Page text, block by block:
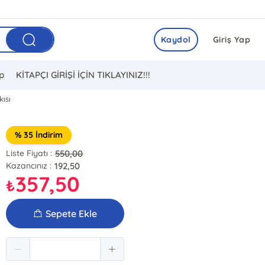
Giriş Yap
Kaydol
KİTAPÇI GİRİŞİ İÇİN TIKLAYINIZ!!!
% 35 İndirim
Liste Fiyatı : 550,00
Kazancınız : 192,50
₺357,50
Sepete Ekle